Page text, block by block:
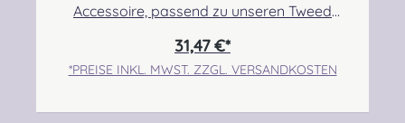
Accessoire, passend zu unseren Tweed
Geschenk geeignet. Abmessungen: 29x29 cm
Angabe zur Produktsicherheit
31,47 €*
*PREISE INKL. MWST. ZZGL. VERSANDKOSTEN